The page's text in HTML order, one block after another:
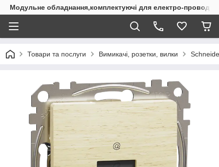
Модульне обладнання,комплектуючі для електро-проводки
Товари та послуги Вимикачі, розетки, вилки